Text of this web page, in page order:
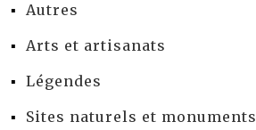
Autres
Arts et artisanats
Légendes
Sites naturels et monuments